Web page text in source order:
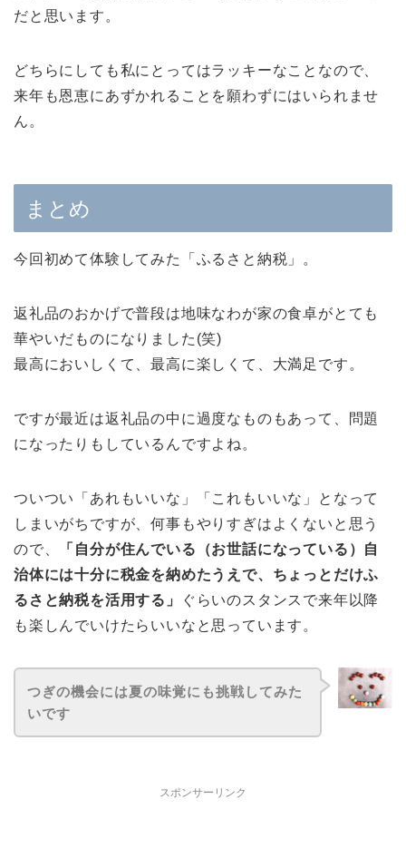
だと思います。
どちらにしても私にとってはラッキーなことなので、
来年も恩恵にあずかれることを願わずにはいられませ
ん。
まとめ
今回初めて体験してみた「ふるさと納税」。
返礼品のおかげで普段は地味なわが家の食卓がとても
華やいだものになりました(笑)
最高においしくて、最高に楽しくて、大満足です。
ですが最近は返礼品の中に過度なものもあって、問題
になったりもしているんですよね。
ついつい「あれもいいな」「これもいいな」となって
しまいがちですが、何事もやりすぎはよくないと思う
ので、
「自分が住んでいる（お世話になっている）自
治体には十分に税金を納めたうえで、ちょっとだけふ
るさと納税を活用する」
ぐらいのスタンスで来年以降
も楽しんでいけたらいいなと思っています。
つぎの機会には夏の味覚にも挑戦してみた
いです
スポンサーリンク